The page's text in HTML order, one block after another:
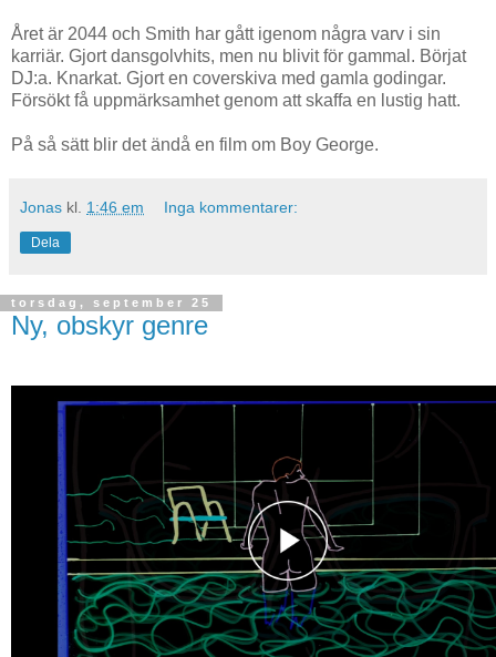
Året är 2044 och Smith har gått igenom några varv i sin
karriär. Gjort dansgolvhits, men nu blivit för gammal. Börjat
DJ:a. Knarkat. Gjort en coverskiva med gamla godingar.
Försökt få uppmärksamhet genom att skaffa en lustig hatt.
På så sätt blir det ändå en film om Boy George.
Jonas kl. 1:46 em Inga kommentarer:
Dela
torsdag, september 25
Ny, obskyr genre